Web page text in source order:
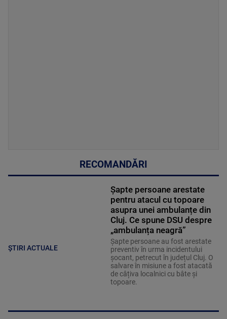
RECOMANDĂRI
ȘTIRI ACTUALE
Șapte persoane arestate
pentru atacul cu topoare
asupra unei ambulanțe din
Cluj. Ce spune DSU despre
„ambulanța neagră”
Șapte persoane au fost arestate
preventiv în urma incidentului
șocant, petrecut în județul Cluj. O
salvare în misiune a fost atacată
de câțiva localnici cu bâte și
topoare.